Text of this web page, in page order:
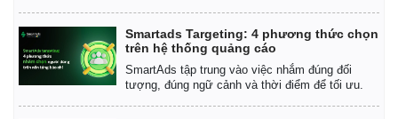
Smartads Targeting: 4 phương thức chọn
trên hệ thống quảng cáo
SmartAds tập trung vào việc nhắm đúng đối
tượng, đúng ngữ cảnh và thời điểm để tối ưu.